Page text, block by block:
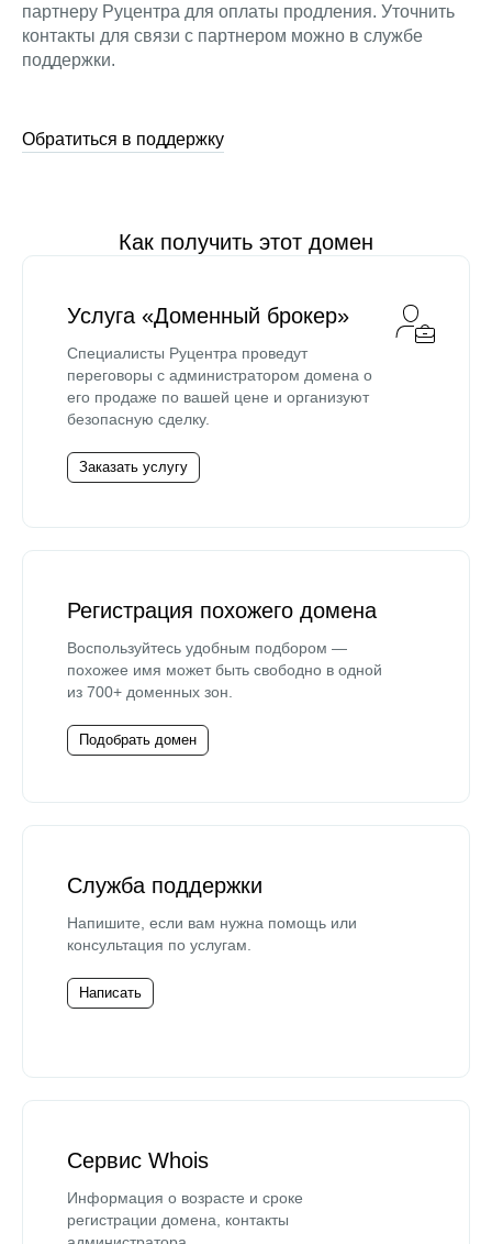
партнеру Руцентра для оплаты продления. Уточнить
контакты для связи с партнером можно в службе
поддержки.
Обратиться в поддержку
Как получить этот домен
Услуга «Доменный брокер»
Специалисты Руцентра проведут
переговоры с администратором домена о
его продаже по вашей цене и организуют
безопасную сделку.
Заказать услугу
Регистрация похожего домена
Воспользуйтесь удобным подбором —
похожее имя может быть свободно в одной
из 700+ доменных зон.
Подобрать домен
Служба поддержки
Напишите, если вам нужна помощь или
консультация по услугам.
Написать
Сервис Whois
Информация о возрасте и сроке
регистрации домена, контакты